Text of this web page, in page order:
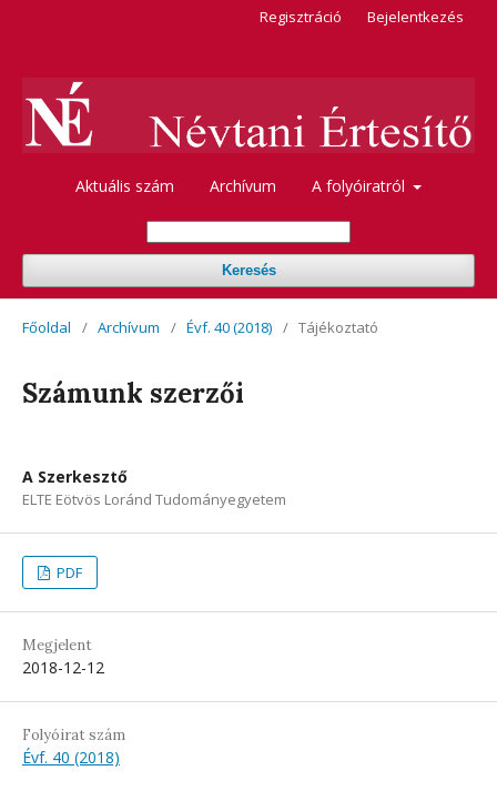
Aktuális szám Archívum A folyóiratról
Keresés
Regisztráció Bejelentkezés
Főoldal / Archívum / Évf. 40 (2018) / Tájékoztató
Számunk szerzői
A Szerkesztő
ELTE Eötvös Loránd Tudományegyetem
PDF
Megjelent
2018-12-12
Folyóirat szám
Évf. 40 (2018)